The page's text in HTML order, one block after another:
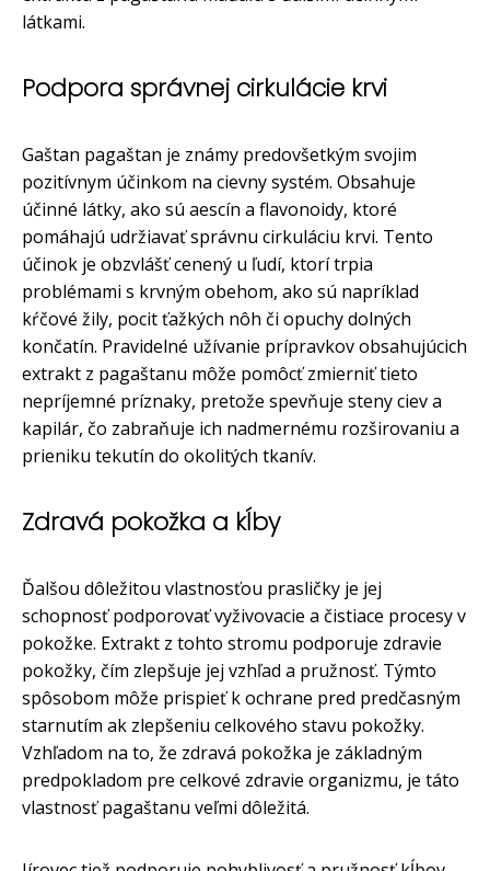
látkami.
Podpora správnej cirkulácie krvi
Gaštan pagaštan je známy predovšetkým svojim
pozitívnym účinkom na cievny systém. Obsahuje
účinné látky, ako sú aescín a flavonoidy, ktoré
pomáhajú udržiavať správnu cirkuláciu krvi. Tento
účinok je obzvlášť cenený u ľudí, ktorí trpia
problémami s krvným obehom, ako sú napríklad
kŕčové žily, pocit ťažkých nôh či opuchy dolných
končatín. Pravidelné užívanie prípravkov obsahujúcich
extrakt z pagaštanu môže pomôcť zmierniť tieto
nepríjemné príznaky, pretože spevňuje steny ciev a
kapilár, čo zabraňuje ich nadmernému rozširovaniu a
prieniku tekutín do okolitých tkanív.
Zdravá pokožka a kĺby
Ďalšou dôležitou vlastnosťou prasličky je jej
schopnosť podporovať vyživovacie a čistiace procesy v
pokožke. Extrakt z tohto stromu podporuje zdravie
pokožky, čím zlepšuje jej vzhľad a pružnosť. Týmto
spôsobom môže prispieť k ochrane pred predčasným
starnutím ak zlepšeniu celkového stavu pokožky.
Vzhľadom na to, že zdravá pokožka je základným
predpokladom pre celkové zdravie organizmu, je táto
vlastnosť pagaštanu veľmi dôležitá.